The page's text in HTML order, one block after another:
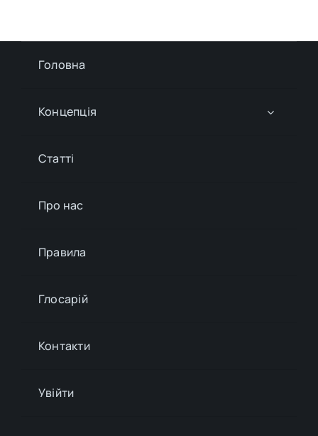
Головна
Концепція
Статті
Про нас
Правила
Глосарій
Контакти
Увійти